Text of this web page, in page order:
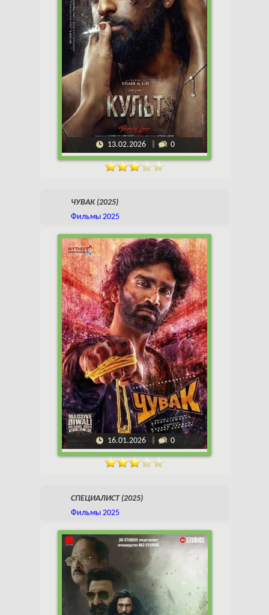
13.02.2026 0
ЧУВАК (2025)
Фильмы 2025
16.01.2026 0
СПЕЦИАЛИСТ (2025)
Фильмы 2025